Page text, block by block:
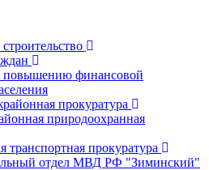
повышению финансовой
прокуратура
природоохранная
транспортная прокуратура
отдел МВД РФ "Зиминский"